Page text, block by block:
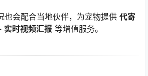
也会配合当地伙伴，为宠物提供 代寄
实时视频汇报 等增值服务。